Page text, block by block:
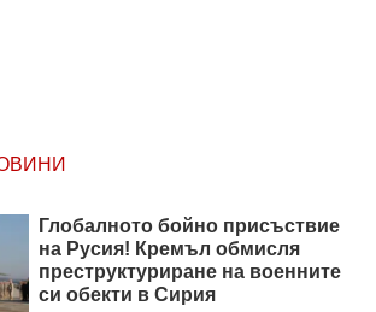
Глобалното бойно присъствие
на Русия! Кремъл обмисля
преструктуриране на военните
си обекти в Сирия